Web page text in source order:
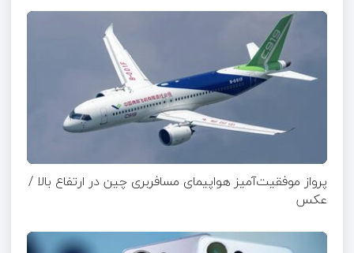
پرواز موفقیت‌آمیز هواپیمای مسافربری چین در ارتفاع بالا /
عکس